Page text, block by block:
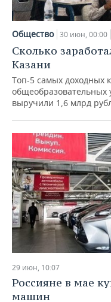
Общество 30 июн, 00:00
Сколько
Казани
Топ-5 самых доходных
общеобразовательных
выручили 1,6 млрд
29 июн, 10:07
Россияне в мае
машин